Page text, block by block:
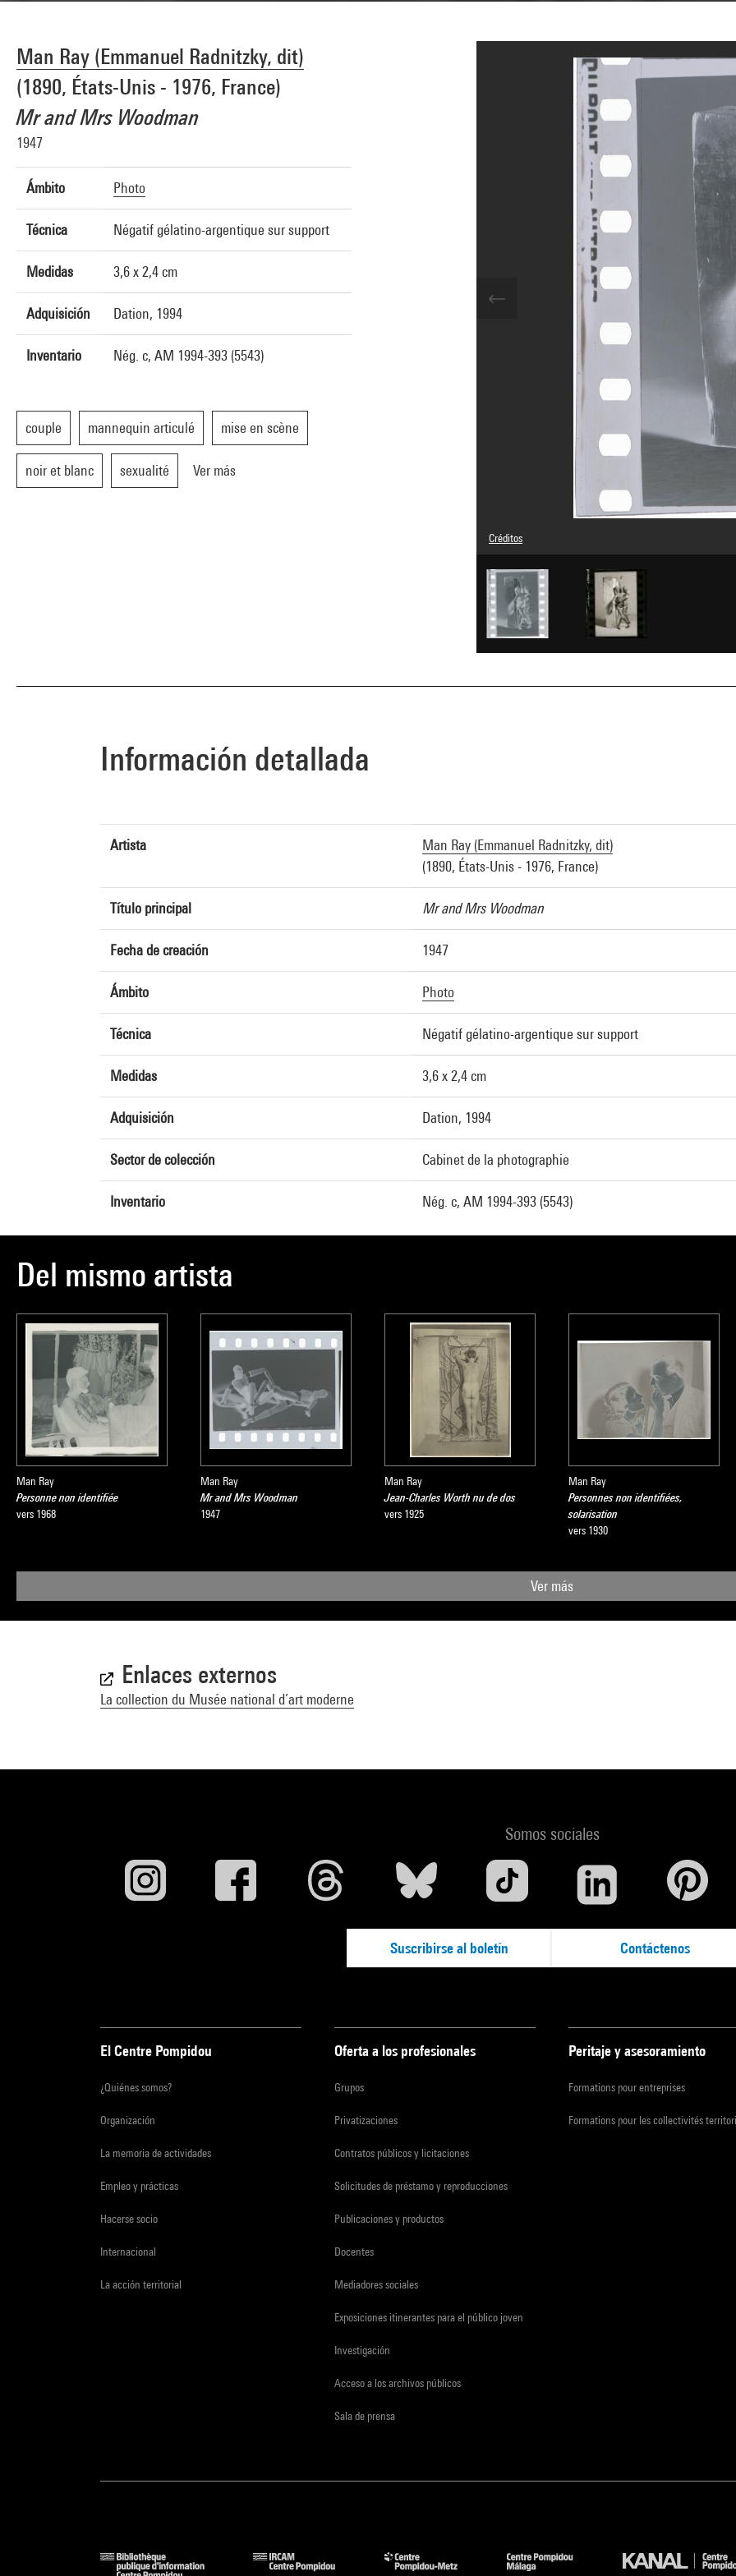
Man Ray (Emmanuel Radnitzky, dit)
(1890, États-Unis - 1976, France)
Mr and Mrs Woodman
1947
Ámbito Photo
Técnica Négatif gélatino-argentique sur support
Medidas 3,6 x 2,4 cm
Adquisición Dation, 1994
Inventario Nég. c, AM 1994-393 (5543)
couple mannequin articulé mise en scène
noir et blanc sexualité Ver más
Créditos
© Man Ray Trust / Adagp, Paris
Referencia de la imagen : 4G09757
Información detallada
Artista
Man Ray (Emmanuel Radnitzky, dit)
(1890, États-Unis - 1976, France)
Título principal Mr and Mrs Woodman
Fecha de creación 1947
Ámbito Photo
Técnica Négatif gélatino-argentique sur support
Medidas 3,6 x 2,4 cm
Adquisición Dation, 1994
Sector de colección Cabinet de la photographie
Inventario Nég. c, AM 1994-393 (5543)
Del mismo artista
Man Ray
Personne non identifiée
vers 1968
Man Ray
Mr and Mrs Woodman
1947
Man Ray
Jean-Charles Worth nu de dos
vers 1925
Man Ray
Personnes non identifiées,
solarisation
vers 1930
Ver más
Enlaces externos
La collection du Musée national d’art moderne
Somos sociales
Suscribirse al boletín Contáctenos
El Centre Pompidou
¿Quiénes somos?
Organización
La memoria de actividades
Empleo y prácticas
Hacerse socio
Internacional
La acción territorial
Oferta a los profesionales
Grupos
Privatizaciones
Contratos públicos y licitaciones
Solicitudes de préstamo y reproducciones
Publicaciones y productos
Docentes
Mediadores sociales
Exposiciones itinerantes para el público joven
Investigación
Acceso a los archivos públicos
Sala de prensa
Peritaje y asesoramiento
Formations pour entreprises
Formations pour les collectivités